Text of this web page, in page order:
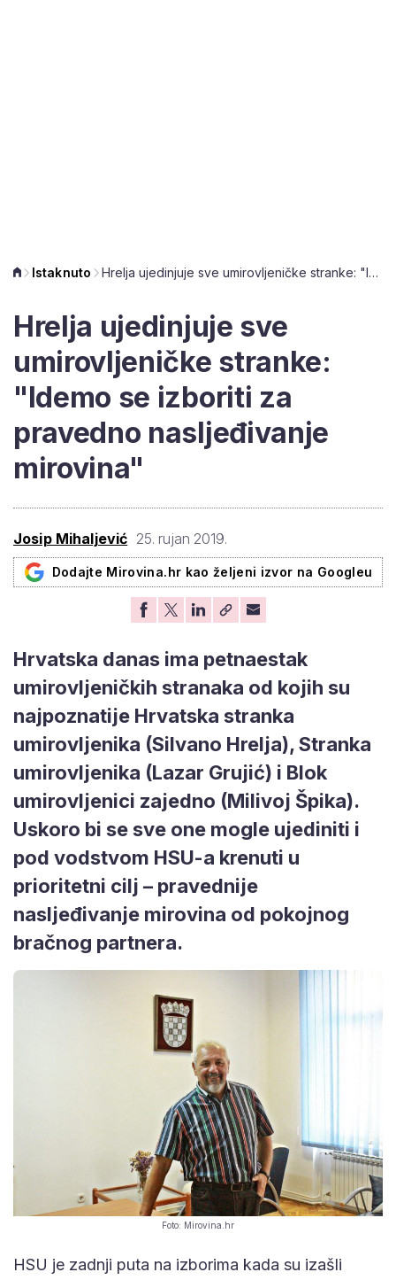
Istaknuto Hrelja ujedinjuje sve umirovljeničke stranke: "Idemo se izboriti za pravedno nasljeđivanje mirovina"
Hrelja ujedinjuje sve
umirovljeničke stranke:
"Idemo se izboriti za
pravedno nasljeđivanje
mirovina"
Josip Mihaljević 25. rujan 2019.
Dodajte Mirovina.hr kao željeni izvor na Googleu
Hrvatska danas ima petnaestak
umirovljeničkih stranaka od kojih su
najpoznatije Hrvatska stranka
umirovljenika (Silvano Hrelja), Stranka
umirovljenika (Lazar Grujić) i Blok
umirovljenici zajedno (Milivoj Špika).
Uskoro bi se sve one mogle ujediniti i
pod vodstvom HSU-a krenuti u
prioritetni cilj – pravednije
nasljeđivanje mirovina od pokojnog
bračnog partnera.
Foto: Mirovina.hr
HSU je zadnji puta na izborima kada su izašli